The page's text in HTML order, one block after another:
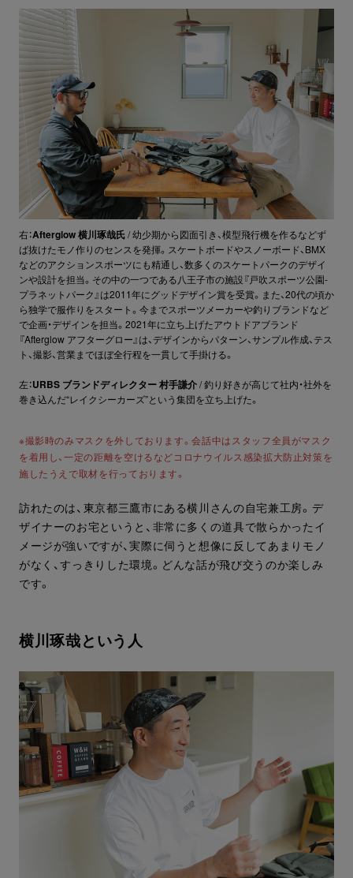
右：Afterglow 横川琢哉氏/ 幼少期から図面引き、模型飛行機を作るなどず
ば抜けたモノ作りのセンスを発揮。スケートボードやスノーボード、BMX
などのアクションスポーツにも精通し、数多くのスケートパークのデザイ
ンや設計を担当。その中の一つである八王子市の施設『戸吹スポーツ公園-
プラネットパーク』は2011年にグッドデザイン賞を受賞。また、20代の頃か
ら独学で服作りをスタート。今までスポーツメーカーや釣りブランドなど
で企画・デザインを担当。2021年に立ち上げたアウトドアブランド
『Afterglow アフターグロー』は、デザインからパターン、サンプル作成、テス
ト、撮影、営業までほぼ全行程を一貫して手掛ける。
左：URBS ブランドディレクター 村手謙介/ 釣り好きが高じて社内・社外を
巻き込んだ“レイクシーカーズ”という集団を立ち上げた。
※撮影時のみマスクを外しております。会話中はスタッフ全員がマスク
を着用し、一定の距離を空けるなどコロナウイルス感染拡大防止対策を
施したうえで取材を行っております。
訪れたのは、東京都三鷹市にある横川さんの自宅兼工房。デ
ザイナーのお宅というと、非常に多くの道具で散らかったイ
メージが強いですが、実際に伺うと想像に反してあまりモノ
がなく、すっきりした環境。どんな話が飛び交うのか楽しみ
です。
横川琢哉という人